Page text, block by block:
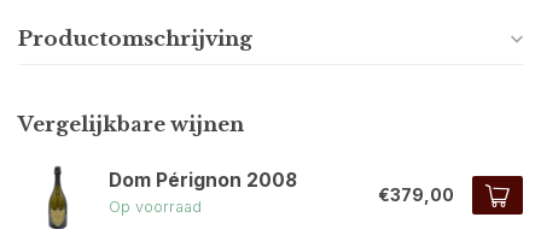
Productomschrijving
Vergelijkbare wijnen
Dom Pérignon 2008
Op voorraad
€379,00